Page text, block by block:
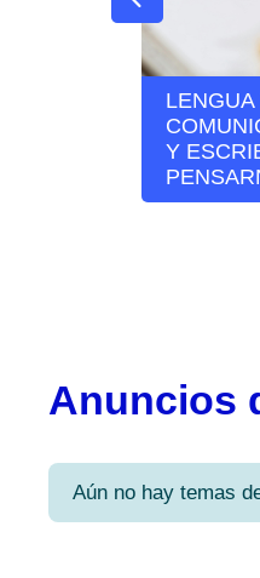
LENGUA
Y
Anuncios
Aún no hay temas